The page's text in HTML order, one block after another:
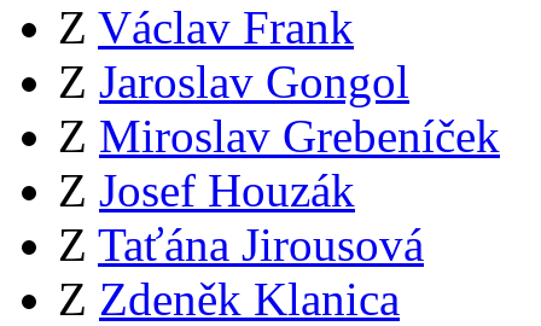
Z Václav Frank
Z Jaroslav Gongol
Z Miroslav Grebeníček
Z Josef Houzák
Z Taťána Jirousová
Z Zdeněk Klanica